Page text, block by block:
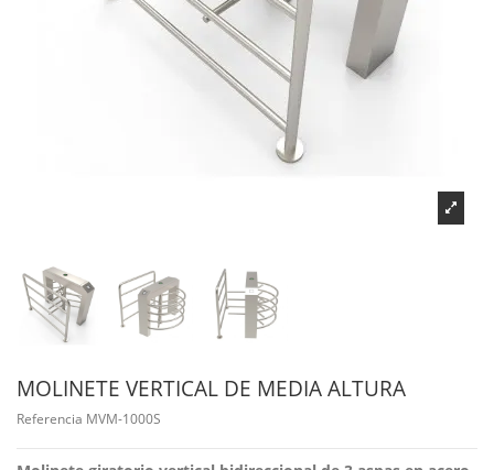
MOLINETE VERTICAL DE MEDIA ALTURA
Referencia MVM-1000S